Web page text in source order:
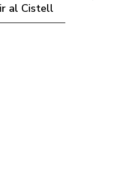
al Cistell